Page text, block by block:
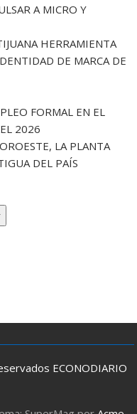
A MICRO Y
HERRAMIENTA
DE MARCA DE
FORMAL EN EL
2026
LA PLANTA
DEL PAÍS
ECONODIARIO